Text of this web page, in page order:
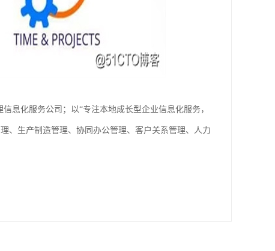
息化服务公司；以“专注本地成长型企业信息化服务，
、生产制造管理、协同办公管理、客户关系管理、人力